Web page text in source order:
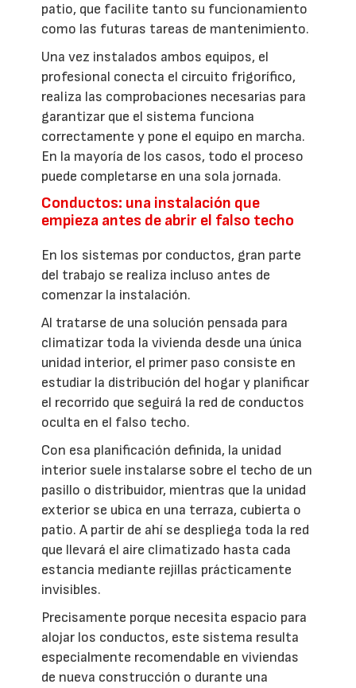
patio, que facilite tanto su funcionamiento
como las futuras tareas de mantenimiento.
Una vez instalados ambos equipos, el
profesional conecta el circuito frigorífico,
realiza las comprobaciones necesarias para
garantizar que el sistema funciona
correctamente y pone el equipo en marcha.
En la mayoría de los casos, todo el proceso
puede completarse en una sola jornada.
Conductos: una instalación que
empieza antes de abrir el falso techo
En los sistemas por conductos, gran parte
del trabajo se realiza incluso antes de
comenzar la instalación.
Al tratarse de una solución pensada para
climatizar toda la vivienda desde una única
unidad interior, el primer paso consiste en
estudiar la distribución del hogar y planificar
el recorrido que seguirá la red de conductos
oculta en el falso techo.
Con esa planificación definida, la unidad
interior suele instalarse sobre el techo de un
pasillo o distribuidor, mientras que la unidad
exterior se ubica en una terraza, cubierta o
patio. A partir de ahí se despliega toda la red
que llevará el aire climatizado hasta cada
estancia mediante rejillas prácticamente
invisibles.
Precisamente porque necesita espacio para
alojar los conductos, este sistema resulta
especialmente recomendable en viviendas
de nueva construcción o durante una